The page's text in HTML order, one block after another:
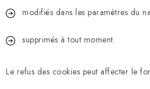
modifiés dans les paramètres du
supprimés à tout moment.
Le refus des cookies peut affecter le